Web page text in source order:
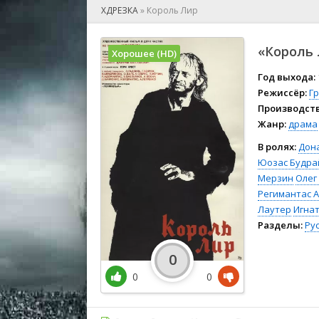
🕺 Мюзикл
👨‍💻
🎤 Ток-
🧙‍♀️
🏅
ХДРЕЗКА» Король Лир
«Король
Год выхода:
Режиссёр:
Жанр:драма
В ролях:
Юозас
Мерзин
Регимантас
Лаутер
Разделы:
Хорошее (HD)
0
0
0